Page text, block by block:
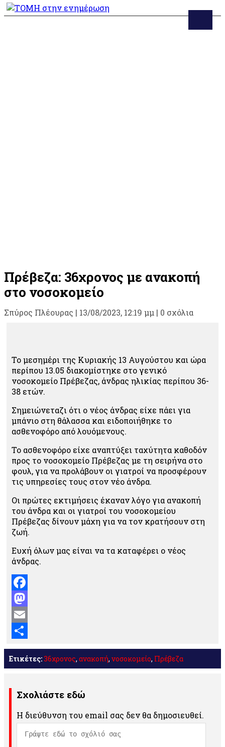
Πρέβεζα: 36χρονος με ανακοπή
στο νοσοκομείο
Σπύρος Πλέουρας | 13/08/2023, 12:19 μμ | 0 σχόλια
Το μεσημέρι της Κυριακής 13 Αυγούστου και ώρα
περίπου 13.05 διακομίστηκε στο γενικό
νοσοκομείο Πρέβεζας, άνδρας ηλικίας περίπου 36-
38 ετών.
Σημειώνεταζι ότι ο νέος άνδρας είχε πάει για
μπάνιο στη θάλασσα και ειδοποιήθηκε το
ασθενοφόρο από λουόμενους.
Το ασθενοφόρο είχε αναπτύξει ταχύτητα καθοδόν
προς το νοσοκομείο Πρέβεζας με τη σειρήνα στο
φουλ, για να προλάβουν οι γιατροί να προσφέρουν
τις υπηρεσίες τους στον νέο άνδρα.
Οι πρώτες εκτιμήσεις έκαναν λόγο για ανακοπή
του άνδρα και οι γιατροί του νοσοκομείου
Πρέβεζας δίνουν μάχη για να τον κρατήσουν στη
ζωή.
Ευχή όλων μας είναι να τα καταφέρει ο νέος
άνδρας.
Facebook
Mastodon
Email
Μοιραστείτε
Ετικέτες:36χρονος, ανακοπή, νοσοκομείο, Πρέβεζα
Σχολιάστε εδώ
Η διεύθυνση του email σας δεν θα δημοσιευθεί.